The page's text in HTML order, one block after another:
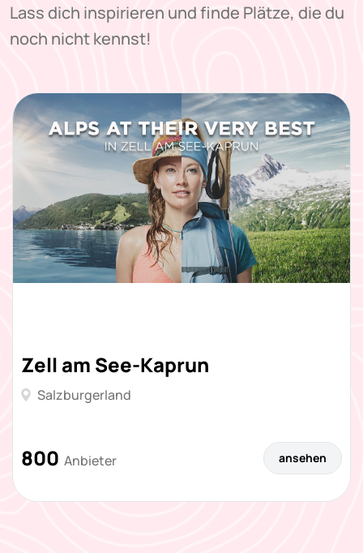
Lass dich inspirieren und finde Plätze, die du
noch nicht kennst!
Zell am See-Kaprun
Salzburgerland
800 Anbieter ansehen